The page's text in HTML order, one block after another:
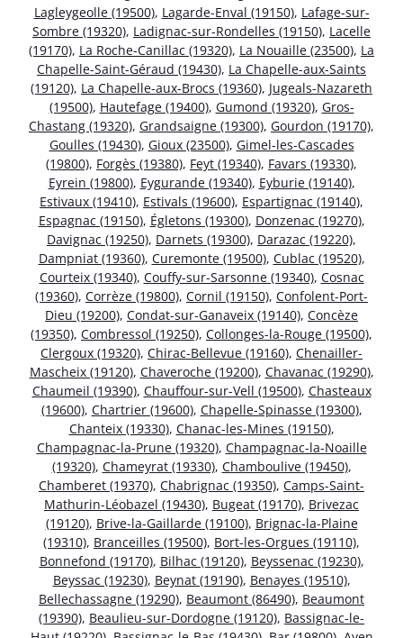
Lagleygeolle (19500), Lagarde-Enval (19150), Lafage-sur-
Sombre (19320), Ladignac-sur-Rondelles (19150), Lacelle
(19170), La Roche-Canillac (19320), La Nouaille (23500), La
Chapelle-Saint-Géraud (19430), La Chapelle-aux-Saints
(19120), La Chapelle-aux-Brocs (19360), Jugeals-Nazareth
(19500), Hautefage (19400), Gumond (19320), Gros-
Chastang (19320), Grandsaigne (19300), Gourdon (19170),
Goulles (19430), Gioux (23500), Gimel-les-Cascades
(19800), Forgès (19380), Feyt (19340), Favars (19330),
Eyrein (19800), Eygurande (19340), Eyburie (19140),
Estivaux (19410), Estivals (19600), Espartignac (19140),
Espagnac (19150), Égletons (19300), Donzenac (19270),
Davignac (19250), Darnets (19300), Darazac (19220),
Dampniat (19360), Curemonte (19500), Cublac (19520),
Courteix (19340), Couffy-sur-Sarsonne (19340), Cosnac
(19360), Corrèze (19800), Cornil (19150), Confolent-Port-
Dieu (19200), Condat-sur-Ganaveix (19140), Concèze
(19350), Combressol (19250), Collonges-la-Rouge (19500),
Clergoux (19320), Chirac-Bellevue (19160), Chenailler-
Mascheix (19120), Chaveroche (19200), Chavanac (19290),
Chaumeil (19390), Chauffour-sur-Vell (19500), Chasteaux
(19600), Chartrier (19600), Chapelle-Spinasse (19300),
Chanteix (19330), Chanac-les-Mines (19150),
Champagnac-la-Prune (19320), Champagnac-la-Noaille
(19320), Chameyrat (19330), Chamboulive (19450),
Chamberet (19370), Chabrignac (19350), Camps-Saint-
Mathurin-Léobazel (19430), Bugeat (19170), Brivezac
(19120), Brive-la-Gaillarde (19100), Brignac-la-Plaine
(19310), Branceilles (19500), Bort-les-Orgues (19110),
Bonnefond (19170), Bilhac (19120), Beyssenac (19230),
Beyssac (19230), Beynat (19190), Benayes (19510),
Bellechassagne (19290), Beaumont (86490), Beaumont
(19390), Beaulieu-sur-Dordogne (19120), Bassignac-le-